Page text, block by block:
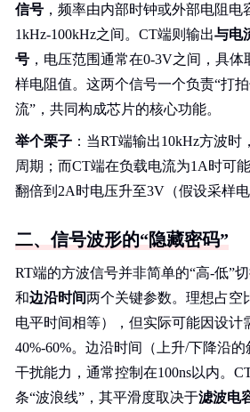
信号 ，频率由内部时钟或外部电阻电
1kHz-100kHz之间。CT端则输出与电
号 ，电压范围通常在0-3V之间，具
样电阻值。这两个信号一个负责“打
流”，共同构成芯片的核心功能。
举个栗子 ：当RT端输出10kHz方波时
周期；而CT端在负载电流为1A时可
翻倍到2A时电压升至3V（假设采样电
二、信号波形的“隐藏密码”
RT端的方波信号并非简单的“高-低”
和边沿时间两个关键参数。理想占空
电平时间相等），但实际可能因设计
40%-60%。边沿时间（上升/下降沿
干扰能力，通常控制在100ns以内。
条“波浪线”，其平滑度取决于滤波电